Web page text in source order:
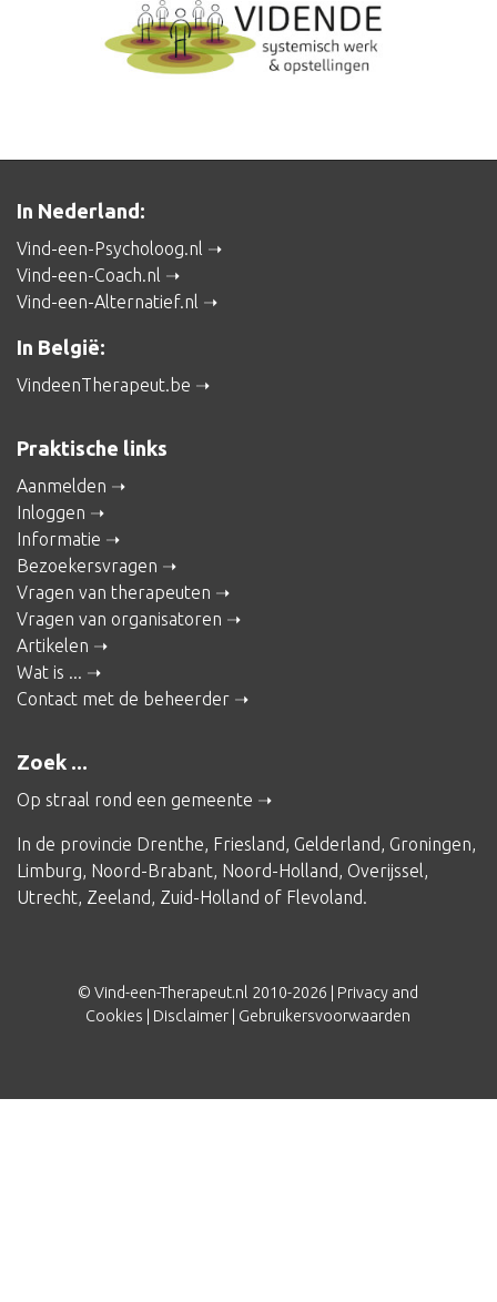
In Nederland:
Vind-een-Psycholoog.nl
Vind-een-Coach.nl
Vind-een-Alternatief.nl
In België:
VindeenTherapeut.be
Praktische links
Aanmelden
Inloggen
Informatie
Bezoekersvragen
Vragen van therapeuten
Vragen van organisatoren
Artikelen
Wat is ...
Contact met de beheerder
Zoek ...
Op straal rond een gemeente
In de provincie Drenthe, Friesland, Gelderland, Groningen,
Limburg, Noord-Brabant, Noord-Holland, Overijssel,
Utrecht, Zeeland, Zuid-Holland of Flevoland.
© Vind-een-Therapeut.nl 2010-2026 | Privacy and
Cookies
Disclaimer Gebruikersvoorwaarden